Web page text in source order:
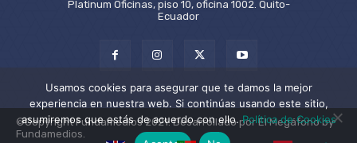
Platinum Oficinas, piso 10, oficina 1002. Quito-
Ecuador
©Copyright Fundamedios 2021. Desarrollado por El Megáfono by
Fundamedios.
Usamos cookies para asegurar que te damos la mejor
experiencia en nuestra web. Si continúas usando este sitio,
asumiremos que estás de acuerdo con ello.Política de Cookies